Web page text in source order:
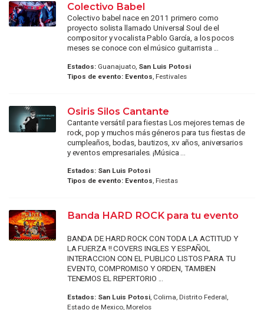
Colectivo Babel
Colectivo babel nace en 2011 primero como
proyecto solista llamado Universal Soul de el
compositor y vocalista Pablo García, a los pocos
meses se conoce con el músico guitarrista ...
Estados:Guanajuato, San Luis Potosi
Tipos de evento: Eventos, Festivales
Osiris Silos Cantante
Cantante versátil para fiestas Los mejores temas de
rock, pop y muchos más géneros para tus fiestas de
cumpleaños, bodas, bautizos, xv años, aniversarios
y eventos empresariales. ¡Música ...
Estados: San Luis Potosi
Tipos de evento: Eventos, Fiestas
Banda HARD ROCK para tu evento
BANDA DE HARD ROCK CON TODA LA ACTITUD Y
LA FUERZA !! COVERS INGLES Y ESPAÑOL
INTERACCION CON EL PUBLICO LISTOS PARA TU
EVENTO, COMPROMISO Y ORDEN, TAMBIEN
TENEMOS EL REPERTORIO ...
Estados: San Luis Potosi, Colima, Distrito Federal,
Estado de Mexico, Morelos